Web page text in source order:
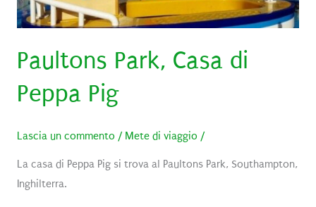
Paultons Park, Casa di
Peppa Pig
Lascia un commento / Mete di viaggio /
La casa di Peppa Pig si trova al Paultons Park, Southampton,
Inghilterra.